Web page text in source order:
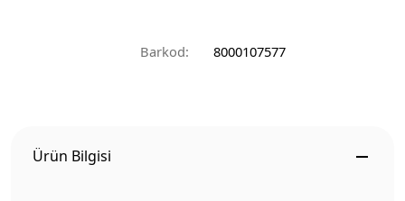
Barkod: 8000107577
Ürün Bilgisi